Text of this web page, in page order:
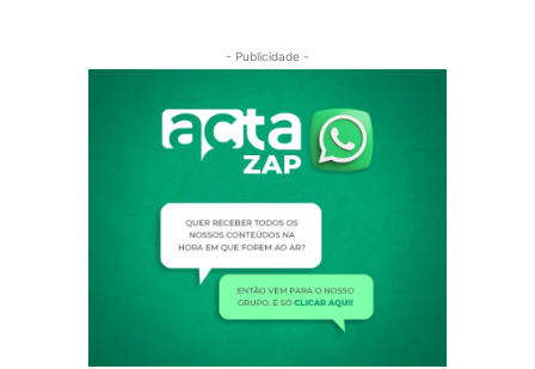
- Publicidade -